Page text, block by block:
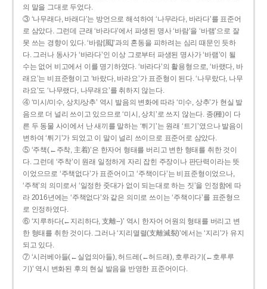
의 말을 그대로 두었다.
③ ‘나무래다, 바래다’는 방언으로 해석하여 ‘나무라다, 바라다’를 표준어
로 삼았다. 그런데 근래 ‘바라다’에서 파생된 명사 ‘바람’을 ‘바램’으로 잘
못 쓰는 경향이 있다. ‘바람[風]’과의 혼동을 피하려는 심리 때문인 듯하
다. 그러나 동사가 ‘바라다’인 이상 그로부터 파생된 명사가 ‘바램’이 될
수는 없어 비고에서 이를 명기하였다. ‘바라다’의 활용형으로, ‘바랬다, 바
래요’는 비표준형이고 ‘바랐다, 바라요’가 표준형이 된다. ‘나무랐다, 나무
라요’도 ‘나무랬다, 나무래요’를 취하지 않는다.
④ ‘미시/미수, 상치/상추’ 역시 발음의 변화에 따라 ‘미수, 상추’가 현실 발
음으로 더 널리 쓰이고 있으므로 ‘미시, 상치’로 쓰지 않는다. 종(種)이 다
른 두 동물 사이에서 난 새끼를 말하는 ‘튀기’는 원래 ‘트기’였으나 발음이
변하여 ‘튀기’가 되었고 이 말이 널리 쓰이므로 표준어로 삼았다.
⑤ ‘주책(←주착, 主着)’은 한자어 형태를 버리고 변한 형태를 취한 것이
다. 그런데 ‘주착’이 원래 일정하게 자리 잡힌 주장이나 판단력이라는 뜻
이었으므로 ‘주책없다’가 표준어이고 ‘주책이다’는 비표준형이었으나,
‘주책’의 의미로서 ‘일정한 줏대가 없이 되는대로 하는 짓’을 인정함에 따
라 2016년에는 ‘주책없다’와 같은 의미로 쓰이는 ‘주책이다’를 표준형으
로 인정하였다.
⑥ ‘지루하다(←지리하다, 支離--)’ 역시 한자어 어원의 형태를 버리고 변
한 형태를 취한 것이다. 그러나 ‘지리멸렬(支離滅裂)’에서는 ‘지리’가 유지
되고 있다.
⑦ ‘시러베아들(←실업의아들), 허드레(←허드래), 호루라기(←호루루
기)’ 역시 변화된 후의 현실 발음을 반영한 표준어이다.